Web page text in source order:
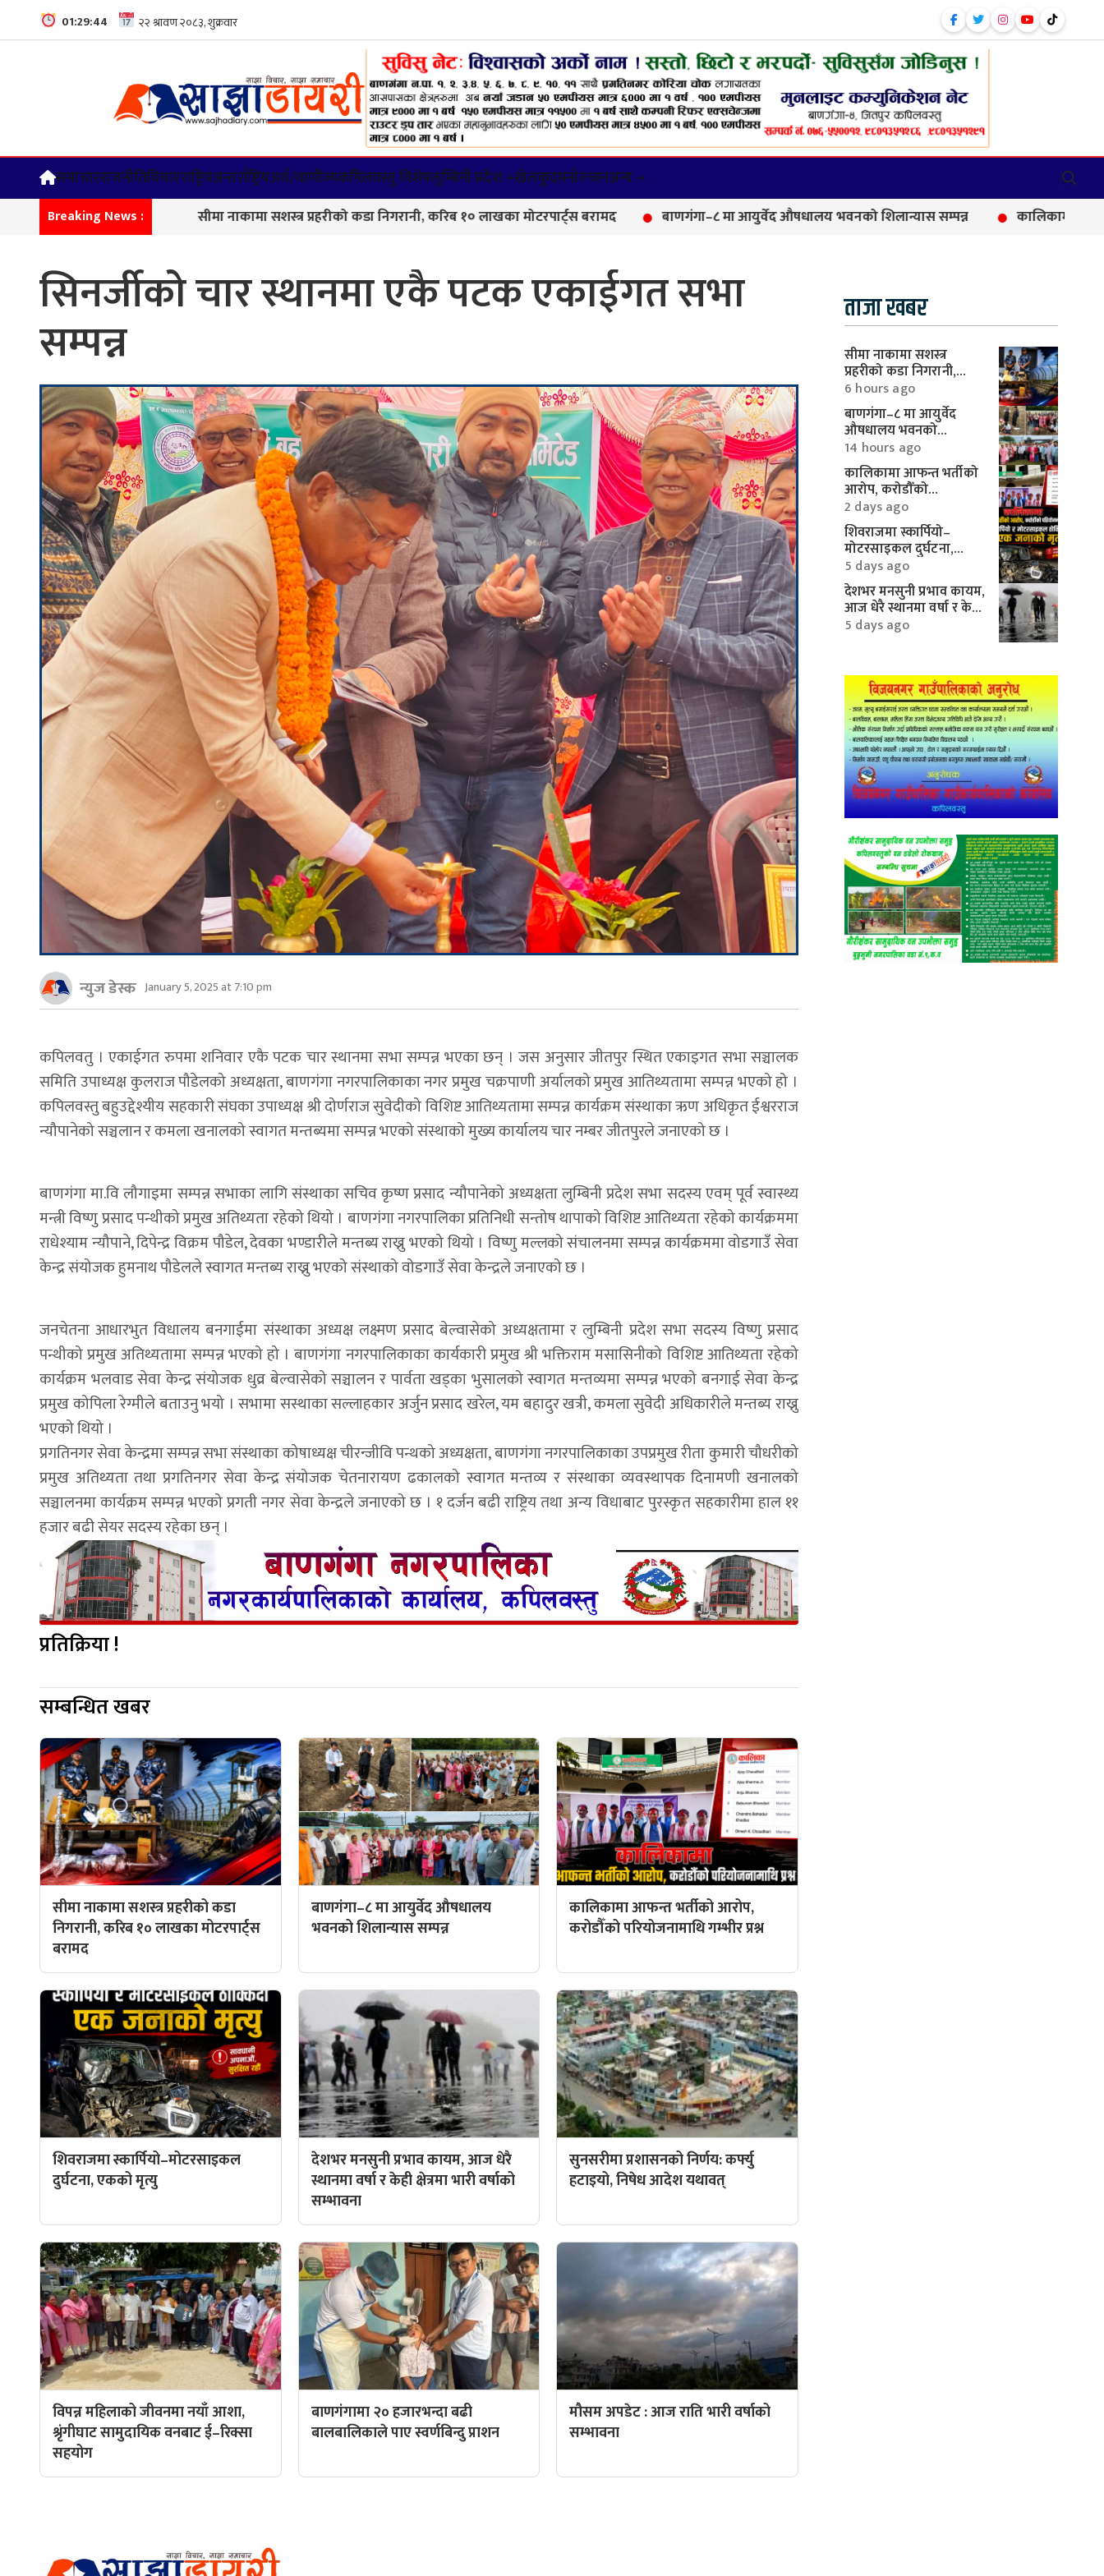
01:29:45
समाचारराजनीतिविचारराष्ट्रियअन्तर्राष्ट्रियअर्थ/वाणीज्यकपिलवस्तु विशेषलुम्बिनी प्रदेश +खेलकुदमनोरन्जनअन्य +
Breaking News :सीमा नाकामा सशस्त्र प्रहरीको कडा निगरानी, करिब १० लाखका मोटरपार्ट्स बरामद बाणगंगा–८ मा आयुर्वेद औषधालय भवनको शिलान्यास सम्पन्न कालिकामा आफन्त भर्तीको आरोप,
सिनर्जीको चार स्थानमा एकै पटक एकाईगत सभा
सम्पन्न
न्युज डेस्क January 5, 2025 at 7:10 pm
कपिलवतु । एकाईगत रुपमा शनिवार एकै पटक चार स्थानमा सभा सम्पन्न भएका छन् । जस अनुसार जीतपुर स्थित एकाइगत सभा सञ्चालक
समिति उपाध्यक्ष कुलराज पौडेलको अध्यक्षता, बाणगंगा नगरपालिकाका नगर प्रमुख चक्रपाणी अर्यालको प्रमुख आतिथ्यतामा सम्पन्न भएको हो ।
कपिलवस्तु बहुउद्देश्यीय सहकारी संघका उपाध्यक्ष श्री दोर्णराज सुवेदीको विशिष्ट आतिथ्यतामा सम्पन्न कार्यक्रम संस्थाका ऋण अधिकृत ईश्वरराज
न्यौपानेको सञ्चलान र कमला खनालको स्वागत मन्तब्यमा सम्पन्न भएको संस्थाको मुख्य कार्यालय चार नम्बर जीतपुरले जनाएको छ ।
बाणगंगा मा.वि लौगाइमा सम्पन्न सभाका लागि संस्थाका सचिव कृष्ण प्रसाद न्यौपानेको अध्यक्षता लुम्बिनी प्रदेश सभा सदस्य एवम् पूर्व स्वास्थ्य
मन्त्री विष्णु प्रसाद पन्थीको प्रमुख अतिथ्यता रहेको थियो । बाणगंगा नगरपालिका प्रतिनिधी सन्तोष थापाको विशिष्ट आतिथ्यता रहेको कार्यक्रममा
राधेश्याम न्यौपाने, दिपेन्द्र विक्रम पौडेल, देवका भण्डारीले मन्तब्य राख्नु भएको थियो । विष्णु मल्लको संचालनमा सम्पन्न कार्यक्रममा वोडगाउँ सेवा
केन्द्र संयोजक हुमनाथ पौडेलले स्वागत मन्तब्य राख्नु भएको संस्थाको वोडगाउँ सेवा केन्द्रले जनाएको छ ।
जनचेतना आधारभुत विधालय बनगाईमा संस्थाका अध्यक्ष लक्ष्मण प्रसाद बेल्वासेको अध्यक्षतामा र लुम्बिनी प्रदेश सभा सदस्य विष्णु प्रसाद
पन्थीको प्रमुख अतिथ्यतामा सम्पन्न भएको हो । बाणगंगा नगरपालिकाका कार्यकारी प्रमुख श्री भक्तिराम मसासिनीको विशिष्ट आतिथ्यता रहेको
कार्यक्रम भलवाड सेवा केन्द्र संयोजक धुव्र बेल्वासेको सञ्चालन र पार्वता खड्का भुसालको स्वागत मन्तव्यमा सम्पन्न भएको बनगाई सेवा केन्द्र
प्रमुख कोपिला रेग्मीले बताउनु भयो । सभामा सस्थाका सल्लाहकार अर्जुन प्रसाद खरेल, यम बहादुर खत्री, कमला सुवेदी अधिकारीले मन्तब्य राख्नु
भएको थियो ।
प्रगतिनगर सेवा केन्द्रमा सम्पन्न सभा संस्थाका कोषाध्यक्ष चीरन्जीवि पन्थको अध्यक्षता, बाणगंगा नगरपालिकाका उपप्रमुख रीता कुमारी चौधरीको
प्रमुख अतिथ्यता तथा प्रगतिनगर सेवा केन्द्र संयोजक चेतनारायण ढकालको स्वागत मन्तव्य र संस्थाका व्यवस्थापक दिनामणी खनालको
सञ्चालनमा कार्यक्रम सम्पन्न भएको प्रगती नगर सेवा केन्द्रले जनाएको छ । १ दर्जन बढी राष्ट्रिय तथा अन्य विधाबाट पुरस्कृत सहकारीमा हाल ११
हजार बढी सेयर सदस्य रहेका छन् ।
प्रतिक्रिया !
सम्बन्धित खबर
सीमा नाकामा सशस्त्र प्रहरीको कडा
निगरानी, करिब १० लाखका मोटरपार्ट्स
बरामद
बाणगंगा–८ मा आयुर्वेद औषधालय
भवनको शिलान्यास सम्पन्न
कालिकामा आफन्त भर्तीको आरोप,
करोडौँको परियोजनामाथि गम्भीर प्रश्न
शिवराजमा स्कार्पियो–मोटरसाइकल
दुर्घटना, एकको मृत्यु
देशभर मनसुनी प्रभाव कायम, आज धेरै
स्थानमा वर्षा र केही क्षेत्रमा भारी वर्षाको
सम्भावना
सुनसरीमा प्रशासनको निर्णय: कर्फ्यु
हटाइयो, निषेध आदेश यथावत्
विपन्न महिलाको जीवनमा नयाँ आशा,
श्रृंगीघाट सामुदायिक वनबाट ई–रिक्सा
सहयोग
बाणगंगामा २० हजारभन्दा बढी
बालबालिकाले पाए स्वर्णबिन्दु प्राशन
मौसम अपडेट : आज राति भारी वर्षाको
सम्भावना
ताजा खबर
सीमा नाकामा सशस्त्र
प्रहरीको कडा निगरानी,
करिब १० लाखका
मोटरपार्ट्स बरामद
6 hours ago
बाणगंगा–८ मा आयुर्वेद
औषधालय भवनको
शिलान्यास सम्पन्न
14 hours ago
कालिकामा आफन्त भर्तीको
आरोप, करोडौँको
परियोजनामाथि गम्भीर प्रश्न
2 days ago
शिवराजमा स्कार्पियो–
मोटरसाइकल दुर्घटना,
एकको मृत्यु
5 days ago
देशभर मनसुनी प्रभाव कायम,
आज धेरै स्थानमा वर्षा र केही
क्षेत्रमा भारी वर्षाको
5 days ago